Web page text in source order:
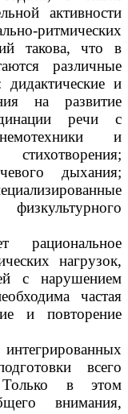
активности
ритмических
такова, что в
различные
и
на развитие
речи с
и
дыхания;
рациональное
нагрузок,
с нарушением
частая
и повторение
всего
Только в этом
внимания,